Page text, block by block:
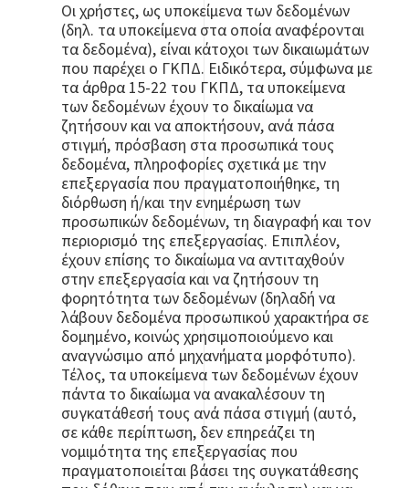
Οι χρήστες, ως υποκείμενα των δεδομένων
(δηλ. τα υποκείμενα στα οποία αναφέρονται
τα δεδομένα), είναι κάτοχοι των δικαιωμάτων
που παρέχει ο ΓΚΠΔ. Ειδικότερα, σύμφωνα με
τα άρθρα 15-22 του ΓΚΠΔ, τα υποκείμενα
των δεδομένων έχουν το δικαίωμα να
ζητήσουν και να αποκτήσουν, ανά πάσα
στιγμή, πρόσβαση στα προσωπικά τους
δεδομένα, πληροφορίες σχετικά με την
επεξεργασία που πραγματοποιήθηκε, τη
διόρθωση ή/και την ενημέρωση των
προσωπικών δεδομένων, τη διαγραφή και τον
περιορισμό της επεξεργασίας. Επιπλέον,
έχουν επίσης το δικαίωμα να αντιταχθούν
στην επεξεργασία και να ζητήσουν τη
φορητότητα των δεδομένων (δηλαδή να
λάβουν δεδομένα προσωπικού χαρακτήρα σε
δομημένο, κοινώς χρησιμοποιούμενο και
αναγνώσιμο από μηχανήματα μορφότυπο).
Τέλος, τα υποκείμενα των δεδομένων έχουν
πάντα το δικαίωμα να ανακαλέσουν τη
συγκατάθεσή τους ανά πάσα στιγμή (αυτό,
σε κάθε περίπτωση, δεν επηρεάζει τη
νομιμότητα της επεξεργασίας που
πραγματοποιείται βάσει της συγκατάθεσης